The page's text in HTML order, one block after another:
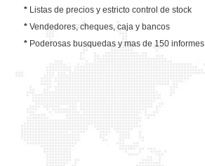
* Listas de precios y estricto control de stock
* Vendedores, cheques, caja y bancos
* Poderosas busquedas y mas de 150 informes